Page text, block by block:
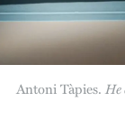
Antoni Tàpies. He